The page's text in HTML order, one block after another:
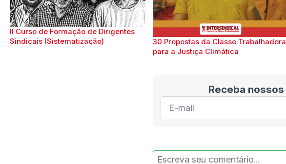
II Curso de Formação de Dirigentes
Sindicais (Sistematização)
30 Propostas da Classe Trabalhadora
para a Justiça Climática
Receba nossos
E-
mail